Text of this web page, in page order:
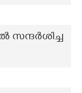
സന്ദർശിച്ച